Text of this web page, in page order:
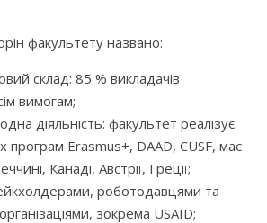
факультету названо:
склад: 85 % викладачів
вимогам;
діяльність: факультет реалізує
програм Erasmus+, DAAD, CUSF, має
Канаді, Австрії, Греції;
роботодавцями та
зокрема USAID;